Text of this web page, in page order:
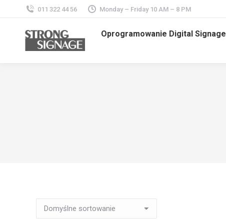
011 322 44 56 Monday – Friday 10 AM – 8 PM
Oprogramowanie Digital Signage